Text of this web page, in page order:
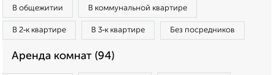
В общежитии В коммунальной квартире
В 2‑к квартире В 3‑к квартире Без посредников
Аренда комнат (94)